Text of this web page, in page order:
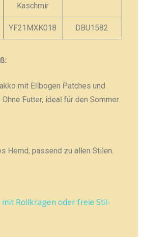
Kaschmir
YF21MXK018 DBU1582
mit Ellbogen Patches und
Futter, ideal für den Sommer.
Hemd, passend zu allen Stilen.
mit Rollkragen oder freie Stil-